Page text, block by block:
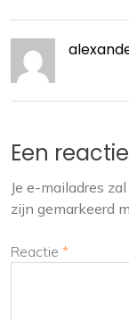
Een
Je e-mailadres
zijn gemarkeerd
Reactie *